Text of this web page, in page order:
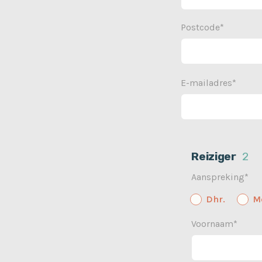
Postcode*
E-mailadres*
Reiziger 2
Aanspreking*
Dhr.
Voornaam*